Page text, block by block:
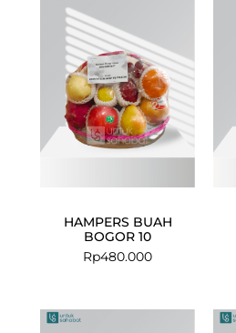
HAMPERS BUAH
BOGOR 10
Rp480.000